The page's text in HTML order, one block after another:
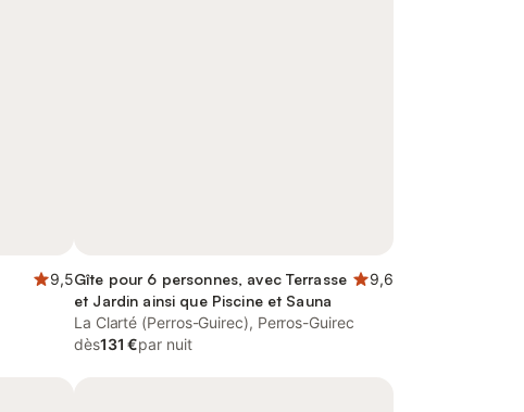
9,5Gîte pour 6 personnes, avec Terrasse
et Jardin ainsi que Piscine et Sauna
9,6
La Clarté (Perros-Guirec), Perros-Guirec
dès131 €par nuit